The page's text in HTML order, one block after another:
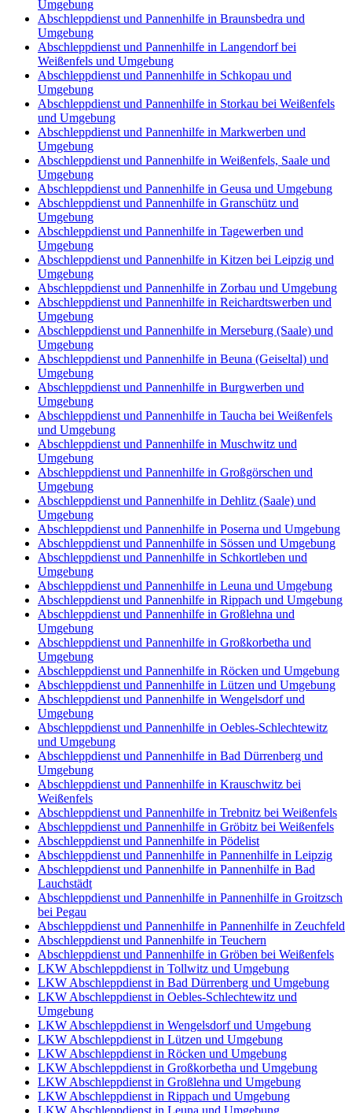
Umgebung
Abschleppdienst und Pannenhilfe in Braunsbedra und
Umgebung
Abschleppdienst und Pannenhilfe in Langendorf bei
Weißenfels und Umgebung
Abschleppdienst und Pannenhilfe in Schkopau und
Umgebung
Abschleppdienst und Pannenhilfe in Storkau bei Weißenfels
und Umgebung
Abschleppdienst und Pannenhilfe in Markwerben und
Umgebung
Abschleppdienst und Pannenhilfe in Weißenfels, Saale und
Umgebung
Abschleppdienst und Pannenhilfe in Geusa und Umgebung
Abschleppdienst und Pannenhilfe in Granschütz und
Umgebung
Abschleppdienst und Pannenhilfe in Tagewerben und
Umgebung
Abschleppdienst und Pannenhilfe in Kitzen bei Leipzig und
Umgebung
Abschleppdienst und Pannenhilfe in Zorbau und Umgebung
Abschleppdienst und Pannenhilfe in Reichardtswerben und
Umgebung
Abschleppdienst und Pannenhilfe in Merseburg (Saale) und
Umgebung
Abschleppdienst und Pannenhilfe in Beuna (Geiseltal) und
Umgebung
Abschleppdienst und Pannenhilfe in Burgwerben und
Umgebung
Abschleppdienst und Pannenhilfe in Taucha bei Weißenfels
und Umgebung
Abschleppdienst und Pannenhilfe in Muschwitz und
Umgebung
Abschleppdienst und Pannenhilfe in Großgörschen und
Umgebung
Abschleppdienst und Pannenhilfe in Dehlitz (Saale) und
Umgebung
Abschleppdienst und Pannenhilfe in Poserna und Umgebung
Abschleppdienst und Pannenhilfe in Sössen und Umgebung
Abschleppdienst und Pannenhilfe in Schkortleben und
Umgebung
Abschleppdienst und Pannenhilfe in Leuna und Umgebung
Abschleppdienst und Pannenhilfe in Rippach und Umgebung
Abschleppdienst und Pannenhilfe in Großlehna und
Umgebung
Abschleppdienst und Pannenhilfe in Großkorbetha und
Umgebung
Abschleppdienst und Pannenhilfe in Röcken und Umgebung
Abschleppdienst und Pannenhilfe in Lützen und Umgebung
Abschleppdienst und Pannenhilfe in Wengelsdorf und
Umgebung
Abschleppdienst und Pannenhilfe in Oebles-Schlechtewitz
und Umgebung
Abschleppdienst und Pannenhilfe in Bad Dürrenberg und
Umgebung
Abschleppdienst und Pannenhilfe in Krauschwitz bei
Weißenfels
Abschleppdienst und Pannenhilfe in Trebnitz bei Weißenfels
Abschleppdienst und Pannenhilfe in Gröbitz bei Weißenfels
Abschleppdienst und Pannenhilfe in Pödelist
Abschleppdienst und Pannenhilfe in Pannenhilfe in Leipzig
Abschleppdienst und Pannenhilfe in Pannenhilfe in Bad
Lauchstädt
Abschleppdienst und Pannenhilfe in Pannenhilfe in Groitzsch
bei Pegau
Abschleppdienst und Pannenhilfe in Pannenhilfe in Zeuchfeld
Abschleppdienst und Pannenhilfe in Teuchern
Abschleppdienst und Pannenhilfe in Gröben bei Weißenfels
LKW Abschleppdienst in Tollwitz und Umgebung
LKW Abschleppdienst in Bad Dürrenberg und Umgebung
LKW Abschleppdienst in Oebles-Schlechtewitz und
Umgebung
LKW Abschleppdienst in Wengelsdorf und Umgebung
LKW Abschleppdienst in Lützen und Umgebung
LKW Abschleppdienst in Röcken und Umgebung
LKW Abschleppdienst in Großkorbetha und Umgebung
LKW Abschleppdienst in Großlehna und Umgebung
LKW Abschleppdienst in Rippach und Umgebung
LKW Abschleppdienst in Leuna und Umgebung